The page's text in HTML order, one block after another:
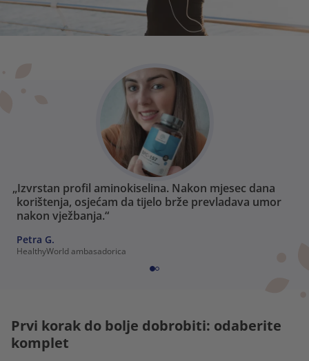
„Izvrstan profil aminokiselina. Nakon mjesec dana
korištenja, osjećam da tijelo brže prevladava umor
nakon vježbanja.“
Petra G.
HealthyWorld ambasadorica
Prvi korak do bolje dobrobiti: odaberite
komplet